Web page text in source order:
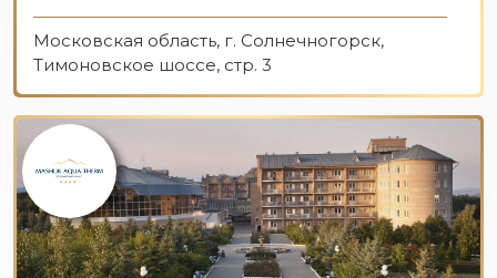
Московская область, г. Солнечногорск,
Тимоновское шоссе, стр. 3